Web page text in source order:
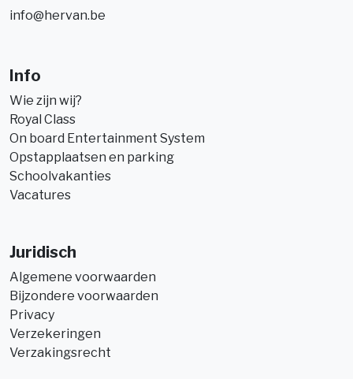
info@hervan.be
Info
Wie zijn wij?
Royal Class
On board Entertainment System
Opstapplaatsen en parking
Schoolvakanties
Vacatures
Juridisch
Algemene voorwaarden
Bijzondere voorwaarden
Privacy
Verzekeringen
Verzakingsrecht